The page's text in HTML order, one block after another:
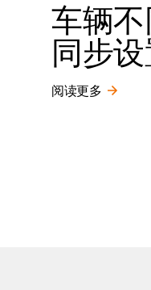
车辆
同步设
阅读更多